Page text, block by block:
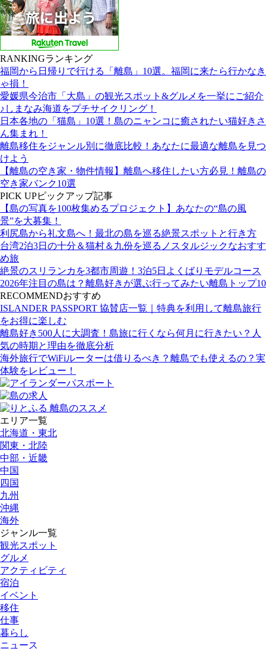
RANKINGランキング
福岡から日帰りで行ける「離島」10選。福岡に来たら行かなき
ゃ損！
愛媛県今治市「大島」の観光スポット&グルメを一挙にご紹介
♪しまなみ海道をプチサイクリング！
日本各地の「猫島」10選！島のニャンコに癒されたい猫好きさ
ん集まれ！
離島移住をジャンル別に徹底比較！あなたに最適な離島を見つ
けよう
【離島の空き家・物件情報】離島へ移住したい方必見！離島の
空き家バンク10選
PICK UPピックアップ記事
【島の写真を100枚集めるプロジェクト】あなたの“島の風
景”を大募集！
利尻島から礼文島へ！最北の島を巡る絶景スポットと行き方
台湾2泊3日の十分＆猫村＆九份を巡るノスタルジックなおすす
め旅
絶景のスリランカを3都市周遊！3泊5日よくばりモデルコース
2026年注目の島は？離島好きが選ぶ行ってみたい離島トップ10
RECOMMENDおすすめ
ISLANDER PASSPORT 協賛店一覧｜特典を利用して離島旅行
をお得に楽しむ
離島好き500人に大調査！島旅に行くなら何月に行きたい？人
気の時期と理由を徹底分析
海外旅行でWiFiルーターは借りるべき？離島でも使えるの？実
体験をレビュー！
エリア一覧
北海道・東北
関東・北陸
中部・近畿
中国
四国
九州
沖縄
海外
ジャンル一覧
観光スポット
グルメ
アクティビティ
宿泊
イベント
移住
仕事
暮らし
ニュース